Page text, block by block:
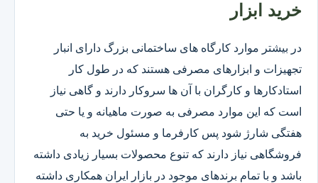
خرید ابزار
در بیشتر موارد کارگاه های ساختمانی بزرگ دارای انبار
تجهیزات و ابزارهای مصرفی هستند که در طول کار
استادکارها و کارگران با آن ها سروکار دارند و گاهی نیاز
است که این موارد مصرفی به صورت ماهیانه و یا حتی
هفتگی شارژ شود پس کارفرما و مسئول خرید به
فروشگاهی نیاز دارند که تنوع محصولات بسیار زیادی داشته
باشد و با تمام برندهای موجود در بازار ایران همکاری داشته